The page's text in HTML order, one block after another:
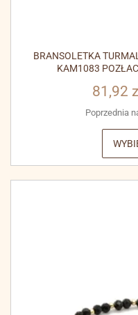
BRANSOLETKA
KAM1083
81,92
Poprzednia